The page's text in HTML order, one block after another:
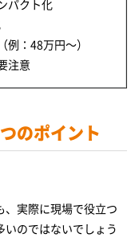
パクト化
：48万円～）
注意
のポイント
実際に現場で役立つ
のではないでしょう